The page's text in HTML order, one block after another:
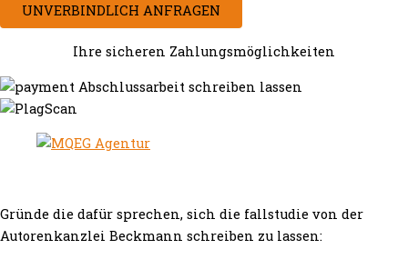
UNVERBINDLICH ANFRAGEN
Ihre sicheren Zahlungsmöglichkeiten
Gründe die dafür sprechen, sich die fallstudie von der
Autorenkanzlei Beckmann schreiben zu lassen: